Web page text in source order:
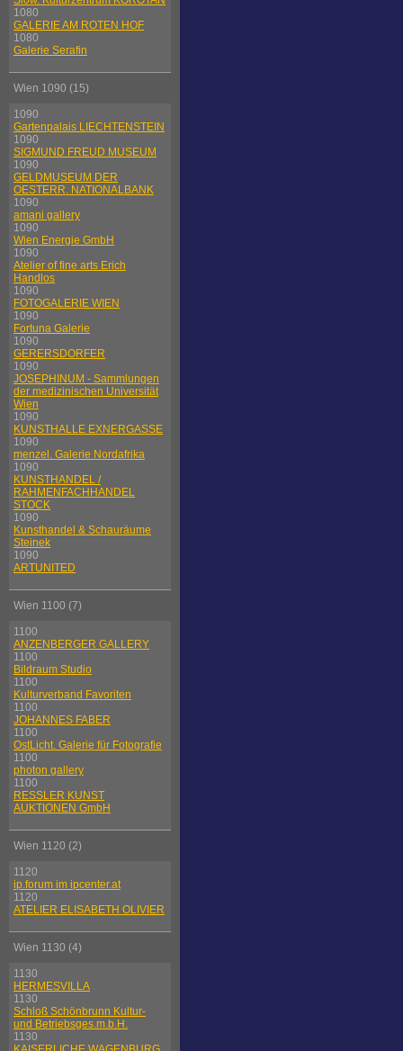
1080
GALERIE AM ROTEN HOF
1080
Galerie Serafin
Wien 1090 (15)
1090
Gartenpalais LIECHTENSTEIN
1090
SIGMUND FREUD MUSEUM
1090
GELDMUSEUM DER
OESTERR. NATIONALBANK
1090
amani gallery
1090
Wien Energie GmbH
1090
Atelier of fine arts Erich
Handlos
1090
FOTOGALERIE WIEN
1090
Fortuna Galerie
1090
GERERSDORFER
1090
JOSEPHINUM - Sammlungen
der medizinischen Universität
Wien
1090
KUNSTHALLE EXNERGASSE
1090
menzel. Galerie Nordafrika
1090
KUNSTHANDEL /
RAHMENFACHHANDEL
STOCK
1090
Kunsthandel & Schauräume
Steinek
1090
ARTUNITED
Wien 1100 (7)
1100
ANZENBERGER GALLERY
1100
Bildraum Studio
1100
Kulturverband Favoriten
1100
JOHANNES FABER
1100
OstLicht. Galerie für Fotografie
1100
photon gallery
1100
RESSLER KUNST
AUKTIONEN GmbH
Wien 1120 (2)
1120
ip.forum im ipcenter.at
1120
ATELIER ELISABETH OLIVIER
Wien 1130 (4)
1130
HERMESVILLA
1130
Schloß Schönbrunn Kultur-
und Betriebsges.m.b.H.
1130